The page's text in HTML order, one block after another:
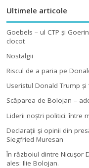
Ultimele articole
Goebels – ul CTP şi
clocot
Nostalgii
Riscul de a paria pe
Useristul Donald Trump şi
Scăparea de Bolojan –
Liderii noştri politici: între
Declaraţii şi opinii din
Siegfried Muresan
În războiul dintre Nicuşor
ales: Ilie Bolojan.